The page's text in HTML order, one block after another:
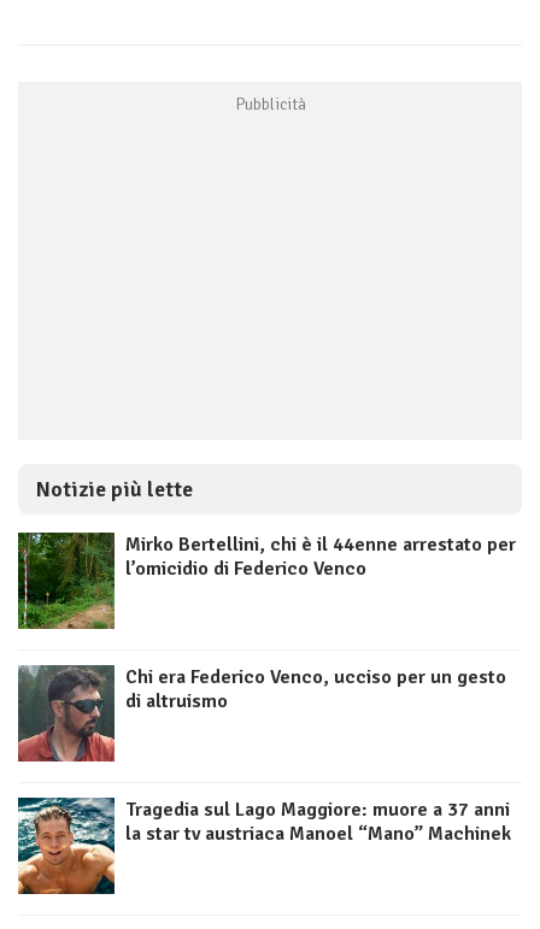
Notizie più lette
Mirko Bertellini, chi è il 44enne arrestato per
l’omicidio di Federico Venco
Chi era Federico Venco, ucciso per un gesto
di altruismo
Tragedia sul Lago Maggiore: muore a 37 anni
la star tv austriaca Manoel “Mano” Machinek